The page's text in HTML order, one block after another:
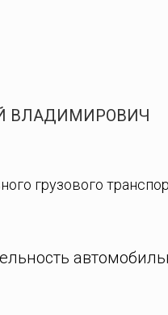
ВЛАДИМИРОВИЧ
грузового